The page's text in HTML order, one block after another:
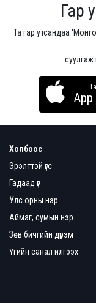
Гар
Та гар утсандаа
суулгаж
Холбоос
Эрэлттэй үгс
Гадаад үг
Улс орны нэр
Аймаг, сумын нэр
Зөв бичгийн дүрэм
Үгийн санал илгээх